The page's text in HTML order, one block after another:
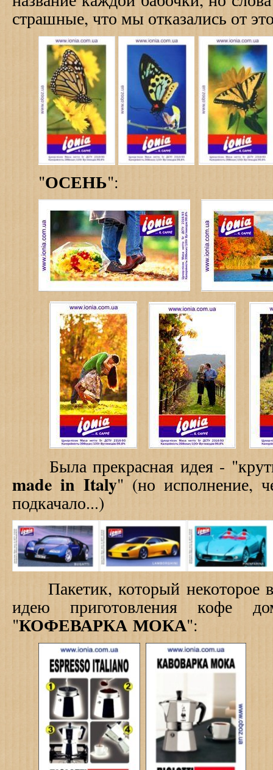
страшные, что мы отказались от
"ОСЕНЬ":
Была прекрасная идея -
made in Italy" (но исполнение,
подкачало...)
Пакетик, который некоторое
идею приготовления кофе
"КОФЕВАРКА МОКА":